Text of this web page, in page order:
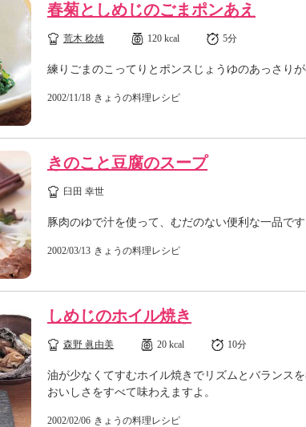
春菊としめじのごまポンあえ
荒木 稔雄 120 kcal 5分
練りごまのこってりとポンスじょうゆのあっさりが
2002/11/18 きょうの料理レシピ
きのこと豆腐のスープ
臼田 幸世
豚肉のゆで汁を使って、むだのない便利な一品です
2002/03/13 きょうの料理レシピ
しめじのホイル焼き
森野 眞由美 20 kcal 10分
油が少なくてすむホイル焼きでリズムとバランス
おいしさをすべて味わえますよ。
2002/02/06 きょうの料理レシピ